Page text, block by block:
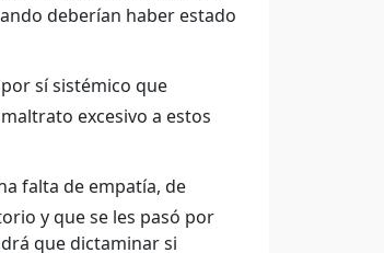
deberían haber estado
sí sistémico que
excesivo a estos
falta de empatía, de
y que se les pasó por
que dictaminar si